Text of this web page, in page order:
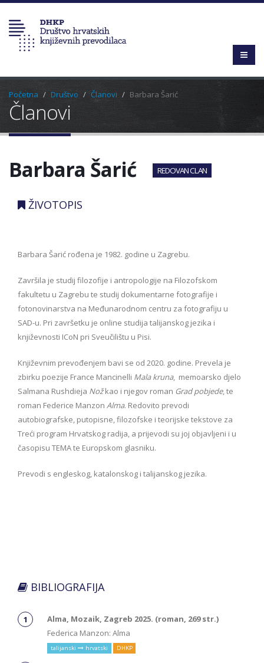
Početna Društvo Članovi Barbara Šarić
Članovi
Barbara Šarić REDOVAN CLAN
ŽIVOTOPIS
Barbara Šarić rođena je 1982. godine u Zagrebu.
Završila je studij filozofije i antropologije na Filozofskom
fakultetu u Zagrebu te studij dokumentarne fotografije i
fotonovinarstva na Međunarodnom centru za fotografiju u
SAD-u. Pri završetku je online studija talijanskog jezika i
književnosti ICoN pri Sveučilištu u Pisi.
Književnim prevođenjem bavi se od 2020. godine. Prevela je
zbirku poezije France Mancinelli Mala kruna, memoarsko djelo
Salmana Rushdieja Nožkao i njegov roman Grad pobjede, te
roman Federice Manzon Alma. Redovito prevodi
autobiografske, putopisne, filozofske i teorijske tekstove za
Treći program Hrvatskog radija, a prijevodi su joj objavljeni i u
časopisu TEMA te Europskom glasniku.
Prevodi s engleskog, katalonskog i talijanskog jezika.
BIBLIOGRAFIJA
Alma, Mozaik, Zagreb 2025. (roman, 269 str.)
Federica Manzon: Alma
talijanski hrvatski DHKP